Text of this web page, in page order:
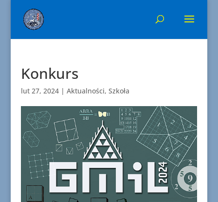
Konkurs
lut 27, 2024| Aktualności, Szkoła